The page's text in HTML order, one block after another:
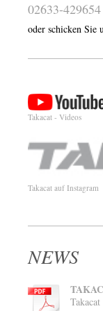
02633-429654
oder schicken Sie
Takacat - Videos
Takacat auf Instagram
NEWS